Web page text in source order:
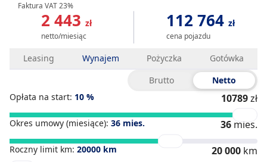
2 443zł
netto/miesiąc
112 764 zł
cena pojazdu
Faktura VAT 23%
Leasing Wynajem Pożyczka
Gotówka
Brutto
Netto
Opłata na start: 10 % 10789zł
Okres umowy (miesiące): 36 mies. 36 mies.
Roczny limit km: 20000 km 20 000 km